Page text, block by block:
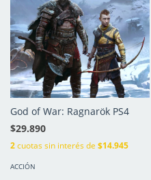
God of War: Ragnarök PS4
$29.890
2cuotas sin interés de $14.945
ACCIÓN